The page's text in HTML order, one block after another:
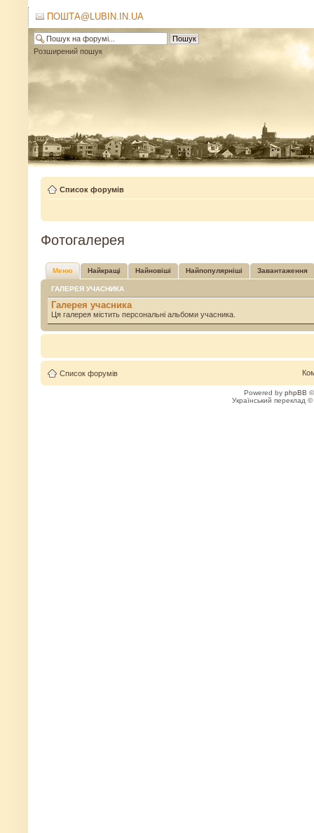
ПОШТА@LUBIN.IN.UA
Розширений пошук
Список форумів
Фотогалерея
Меню Найкращі Найновіші Найпопулярніші Завантаження
ГАЛЕРЕЯ УЧАСНИКА
Галерея учасника
Ця галерея містить персональні альбоми учасника.
Список форумів
Powered by phpBB
Український переклад